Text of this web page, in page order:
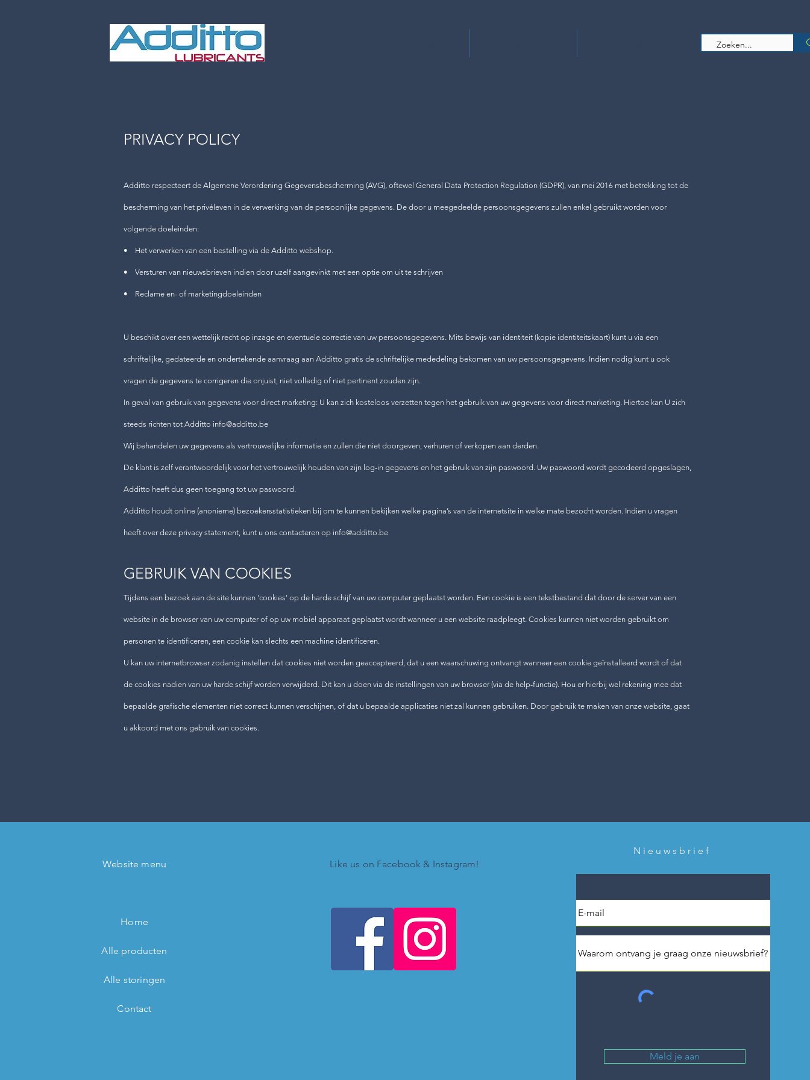
PRIVACY POLICY
Additto respecteert de Algemene Verordening Gegevensbescherming (AVG), oftewel General Data Protection Regulation (GDPR), van mei 2016 met betrekking tot de
bescherming van het privéleven in de verwerking van de persoonlijke gegevens. De door u meegedeelde persoonsgegevens zullen enkel gebruikt worden voor
volgende doeleinden:
• Het verwerken van een bestelling via de Additto webshop.
• Versturen van nieuwsbrieven indien door uzelf aangevinkt met een optie om uit te schrijven
• Reclame en- of marketingdoeleinden
U beschikt over een wettelijk recht op inzage en eventuele correctie van uw persoonsgegevens. Mits bewijs van identiteit (kopie identiteitskaart) kunt u via een
schriftelijke, gedateerde en ondertekende aanvraag aan Additto gratis de schriftelijke mededeling bekomen van uw persoonsgegevens. Indien nodig kunt u ook
vragen de gegevens te corrigeren die onjuist, niet volledig of niet pertinent zouden zijn.
In geval van gebruik van gegevens voor direct marketing: U kan zich kosteloos verzetten tegen het gebruik van uw gegevens voor direct marketing. Hiertoe kan U zich
steeds richten tot Additto info@additto.be
Wij behandelen uw gegevens als vertrouwelijke informatie en zullen die niet doorgeven, verhuren of verkopen aan derden.
De klant is zelf verantwoordelijk voor het vertrouwelijk houden van zijn log-in gegevens en het gebruik van zijn paswoord. Uw paswoord wordt gecodeerd opgeslagen,
Additto heeft dus geen toegang tot uw paswoord.
Additto houdt online (anonieme) bezoekersstatistieken bij om te kunnen bekijken welke pagina’s van de internetsite in welke mate bezocht worden. Indien u vragen
heeft over deze privacy statement, kunt u ons contacteren op info@additto.be
GEBRUIK VAN COOKIES
Tijdens een bezoek aan de site kunnen 'cookies' op de harde schijf van uw computer geplaatst worden. Een cookie is een tekstbestand dat door de server van een
website in de browser van uw computer of op uw mobiel apparaat geplaatst wordt wanneer u een website raadpleegt. Cookies kunnen niet worden gebruikt om
personen te identificeren, een cookie kan slechts een machine identificeren.
U kan uw internetbrowser zodanig instellen dat cookies niet worden geaccepteerd, dat u een waarschuwing ontvangt wanneer een cookie geïnstalleerd wordt of dat
de cookies nadien van uw harde schijf worden verwijderd. Dit kan u doen via de instellingen van uw browser (via de help-functie). Hou er hierbij wel rekening mee dat
bepaalde grafische elementen niet correct kunnen verschijnen, of dat u bepaalde applicaties niet zal kunnen gebruiken. Door gebruik te maken van onze website, gaat
u akkoord met ons gebruik van cookies.
Website menu
Home
Alle producten
Alle storingen
Contact
Like us on Facebook & Instagram!
Nieuwsbrief
Meld je aan